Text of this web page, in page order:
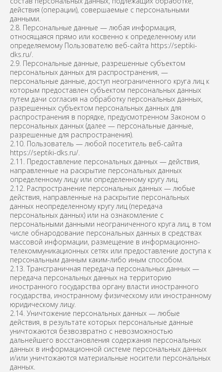
действия (операции), совершаемые с персональными
данными.
2.8. Персональные данные — любая информация,
относящаяся прямо или косвенно к определенному или
определяемому Пользователю веб-сайта https://septiki-
dks.ru/.
2.9. Персональные данные, разрешенные субъектом
персональных данных для распространения, —
персональные данные, доступ неограниченного круга лиц к
которым предоставлен субъектом персональных данных
путем дачи согласия на обработку персональных данных,
разрешенных субъектом персональных данных для
распространения в порядке, предусмотренном Законом о
персональных данных (далее — персональные данные,
разрешенные для распространения).
2.10. Пользователь — любой посетитель веб-сайта
https://septiki-dks.ru/.
2.11. Предоставление персональных данных — действия,
направленные на раскрытие персональных данных
определенному лицу или определенному кругу лиц.
2.12. Распространение персональных данных — любые
действия, направленные на раскрытие персональных
данных неопределенному кругу лиц (передача
персональных данных) или на ознакомление с
персональными данными неограниченного круга лиц, в том
числе обнародование персональных данных в средствах
массовой информации, размещение в информационно-
телекоммуникационных сетях или предоставление доступа к
персональным данным каким-либо иным способом.
2.13. Трансграничная передача персональных данных —
передача персональных данных на территорию
иностранного государства органу власти иностранного
государства, иностранному физическому или иностранному
юридическому лицу.
2.14. Уничтожение персональных данных — любые
действия, в результате которых персональные данные
уничтожаются безвозвратно с невозможностью
дальнейшего восстановления содержания персональных
данных в информационной системе персональных данных
и/или уничтожаются материальные носители персональных
данных.